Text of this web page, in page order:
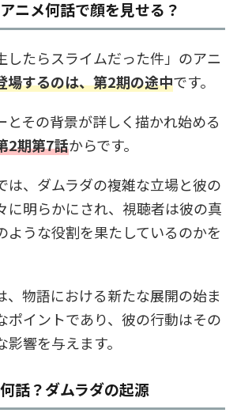
ニメ何話で顔を見せる？
したらスライムだった件」のアニ
場するのは、第2期の途中です。
とその背景が詳しく描かれ始める
2期第7話からです。
は、ダムラダの複雑な立場と彼の
に明らかにされ、視聴者は彼の真
ような役割を果たしているのかを
、物語における新たな展開の始ま
ポイントであり、彼の行動はその
響を与えます。
話？ダムラダの起源